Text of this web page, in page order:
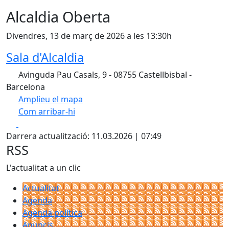
Alcaldia Oberta
Divendres, 13 de març de 2026 a les 13:30h
Sala d'Alcaldia
Avinguda Pau Casals, 9 - 08755 Castellbisbal -
Barcelona
Amplieu el mapa
Com arribar-hi
+
−
Darrera actualització: 11.03.2026 | 07:49
RSS
L'actualitat a un clic
Actualitat
Agenda
Agenda política